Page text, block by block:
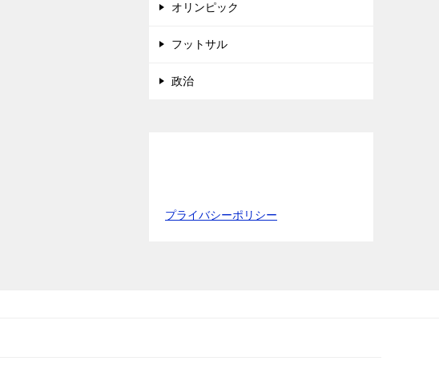
オリンピック
フットサル
政治
プライバシーポリシー